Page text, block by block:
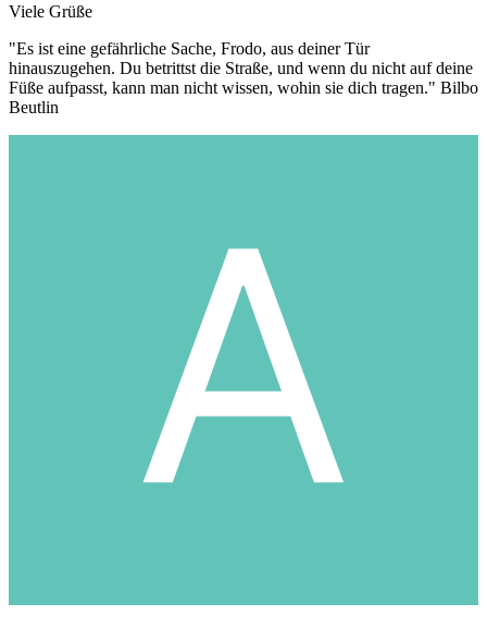
Viele Grüße
"Es ist eine gefährliche Sache, Frodo, aus deiner Tür
hinauszugehen. Du betrittst die Straße, und wenn du nicht auf deine
Füße aufpasst, kann man nicht wissen, wohin sie dich tragen." Bilbo
Beutlin